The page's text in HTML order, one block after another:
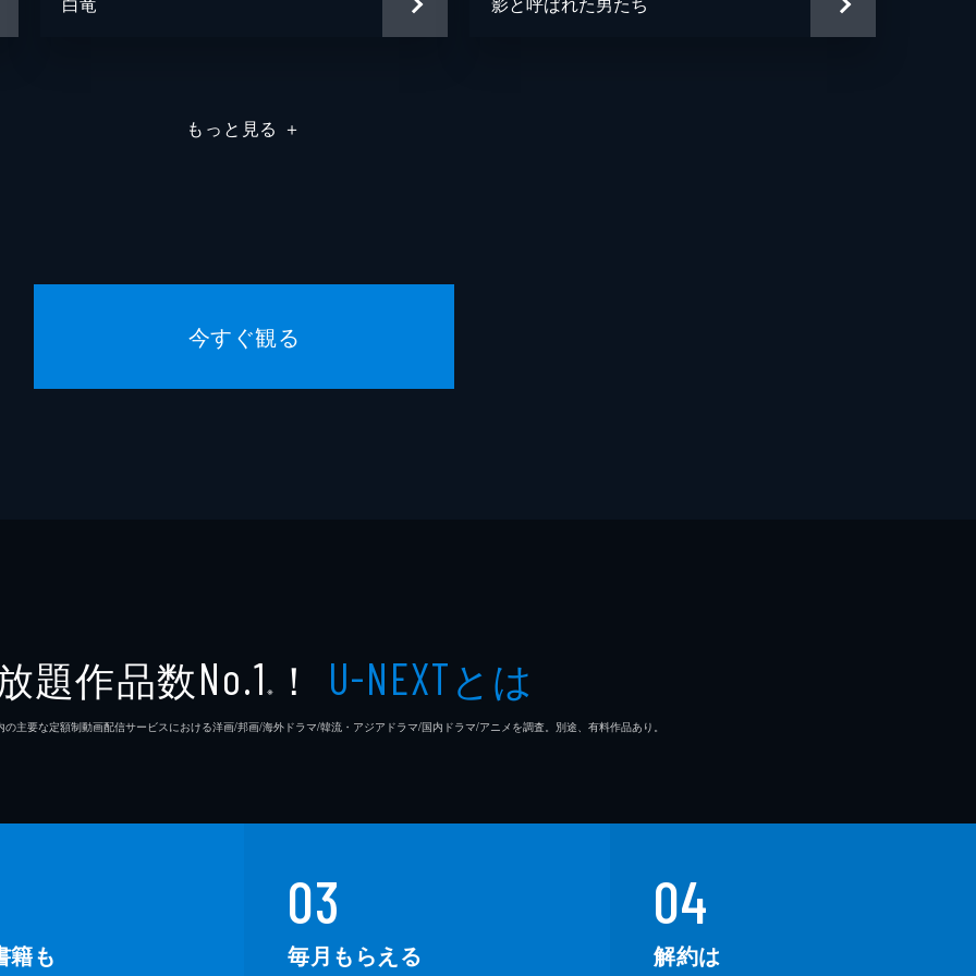
もっと見る ＋
今すぐ観る
題作品数No.1 ※ ！ U-NEXTとは
主要な定額制動画配信サービスにおける洋画/邦画/海外ドラマ/韓流・アジアドラマ/国内ドラマ/アニメを調査。別途、有料作品あり。
籍も
03
毎月もらえる
04
解約は